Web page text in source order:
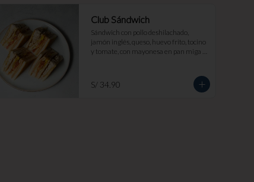
Club Sándwich
Sándwich con pollo deshilachado,
jamón inglés, queso, huevo frito, tocino
y tomate, con mayonesa en pan miga
S/ 34.90